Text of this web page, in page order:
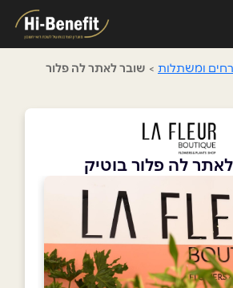
ומשתלות > שובר לאתר לה פלור
לה פלור בוטיק